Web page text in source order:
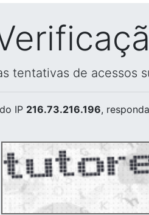
tentativas de acessos
do IP 216.73.216.196,